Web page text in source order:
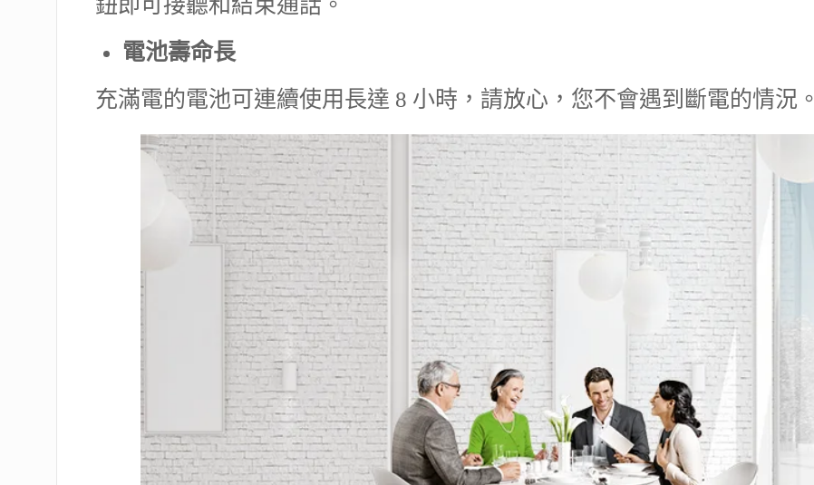
鈕即可接聽和結束通話。
電池壽命長
充滿電的電池可連續使用長達 ​​8 小時，請放心，您不會遇到斷電的情況。